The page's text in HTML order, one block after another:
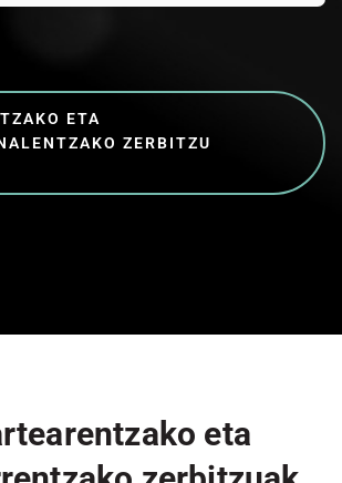
ETA
ZERBITZU
eta